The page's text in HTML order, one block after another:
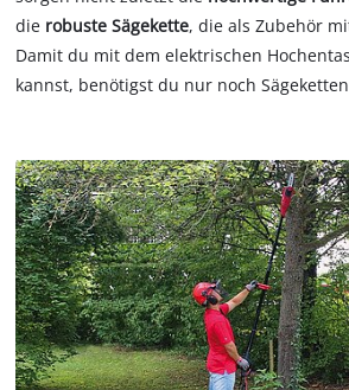
die robuste Sägekette, die als Zubehör
Damit du mit dem elektrischen
kannst, benötigst du nur noch